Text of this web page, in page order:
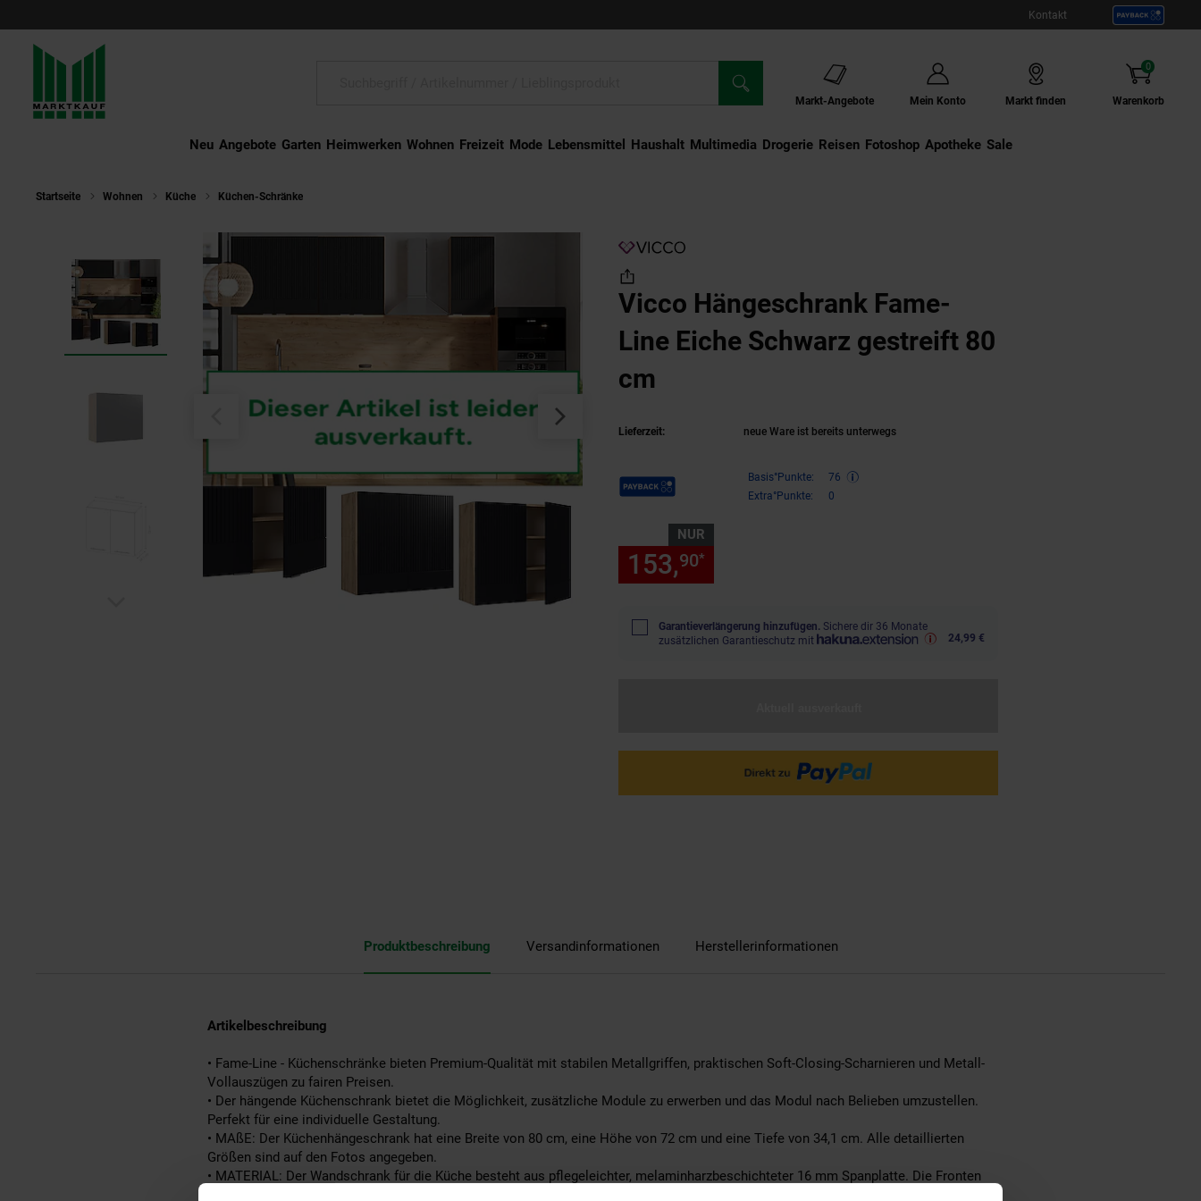
Kontakt
Markt-Angebote Mein Konto Markt finden Warenkorb
0
Artikel
Neu Angebote Garten Heimwerken Wohnen Freizeit Mode Lebensmittel Haushalt Multimedia Drogerie Externer Link:
Reisen Externer Link:
Fotoshop Externer Link:
Apotheke Sale
Startseite Wohnen Küche Küchen-Schränke
Vicco Hängeschrank Fame-
Line Eiche Schwarz gestreift 80
cm
Lieferzeit: neue Ware ist bereits unterwegs
Payback Punkte Basis°Punkte:
76
Extra°Punkte:
0
NUR
153,90*
Garantieverlängerung hinzufügen. Sichere dir 36 Monate
zusätzlichen Garantieschutz mit
24,99 €
Produktbeschreibung Versandinformationen Herstellerinformationen
Artikelbeschreibung
• Fame-Line - Küchenschränke bieten Premium-Qualität mit stabilen Metallgriffen, praktischen Soft-Closing-Scharnieren und Metall-
Vollauszügen zu fairen Preisen.
• Der hängende Küchenschrank bietet die Möglichkeit, zusätzliche Module zu erwerben und das Modul nach Belieben umzustellen.
Perfekt für eine individuelle Gestaltung.
• MAßE: Der Küchenhängeschrank hat eine Breite von 80 cm, eine Höhe von 72 cm und eine Tiefe von 34,1 cm. Alle detaillierten
Größen sind auf den Fotos angegeben.
• MATERIAL: Der Wandschrank für die Küche besteht aus pflegeleichter, melaminharzbeschichteter 16 mm Spanplatte. Die Fronten